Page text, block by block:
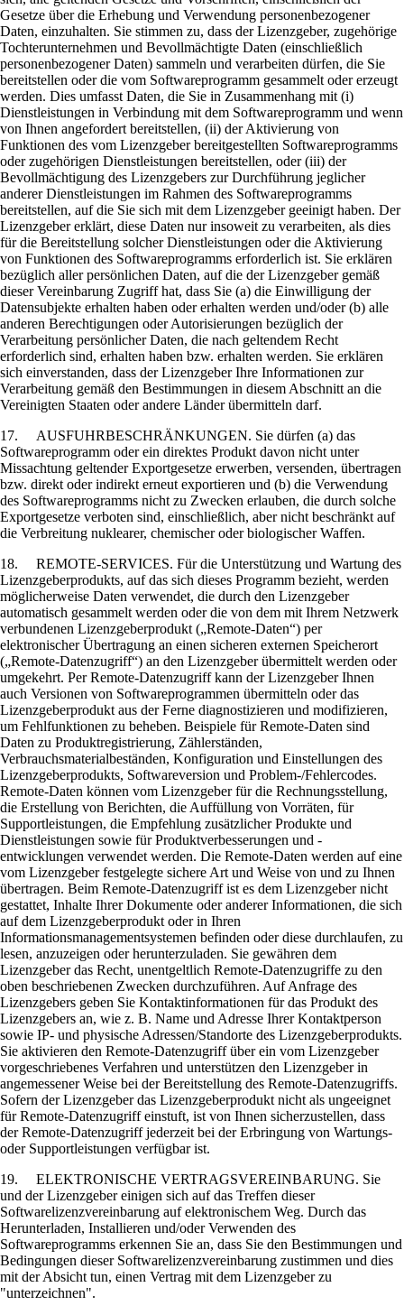
Gesetze über die Erhebung und Verwendung personenbezogener
Daten, einzuhalten. Sie stimmen zu, dass der Lizenzgeber, zugehörige
Tochterunternehmen und Bevollmächtigte Daten (einschließlich
personenbezogener Daten) sammeln und verarbeiten dürfen, die Sie
bereitstellen oder die vom Softwareprogramm gesammelt oder erzeugt
werden. Dies umfasst Daten, die Sie in Zusammenhang mit (i)
Dienstleistungen in Verbindung mit dem Softwareprogramm und wenn
von Ihnen angefordert bereitstellen, (ii) der Aktivierung von
Funktionen des vom Lizenzgeber bereitgestellten Softwareprogramms
oder zugehörigen Dienstleistungen bereitstellen, oder (iii) der
Bevollmächtigung des Lizenzgebers zur Durchführung jeglicher
anderer Dienstleistungen im Rahmen des Softwareprogramms
bereitstellen, auf die Sie sich mit dem Lizenzgeber geeinigt haben. Der
Lizenzgeber erklärt, diese Daten nur insoweit zu verarbeiten, als dies
für die Bereitstellung solcher Dienstleistungen oder die Aktivierung
von Funktionen des Softwareprogramms erforderlich ist. Sie erklären
bezüglich aller persönlichen Daten, auf die der Lizenzgeber gemäß
dieser Vereinbarung Zugriff hat, dass Sie (a) die Einwilligung der
Datensubjekte erhalten haben oder erhalten werden und/oder (b) alle
anderen Berechtigungen oder Autorisierungen bezüglich der
Verarbeitung persönlicher Daten, die nach geltendem Recht
erforderlich sind, erhalten haben bzw. erhalten werden. Sie erklären
sich einverstanden, dass der Lizenzgeber Ihre Informationen zur
Verarbeitung gemäß den Bestimmungen in diesem Abschnitt an die
Vereinigten Staaten oder andere Länder übermitteln darf.
17. AUSFUHRBESCHRÄNKUNGEN. Sie dürfen (a) das
Softwareprogramm oder ein direktes Produkt davon nicht unter
Missachtung geltender Exportgesetze erwerben, versenden, übertragen
bzw. direkt oder indirekt erneut exportieren und (b) die Verwendung
des Softwareprogramms nicht zu Zwecken erlauben, die durch solche
Exportgesetze verboten sind, einschließlich, aber nicht beschränkt auf
die Verbreitung nuklearer, chemischer oder biologischer Waffen.
18. REMOTE-SERVICES. Für die Unterstützung und Wartung des
Lizenzgeberprodukts, auf das sich dieses Programm bezieht, werden
möglicherweise Daten verwendet, die durch den Lizenzgeber
automatisch gesammelt werden oder die von dem mit Ihrem Netzwerk
verbundenen Lizenzgeberprodukt („Remote-Daten“) per
elektronischer Übertragung an einen sicheren externen Speicherort
(„Remote-Datenzugriff“) an den Lizenzgeber übermittelt werden oder
umgekehrt. Per Remote-Datenzugriff kann der Lizenzgeber Ihnen
auch Versionen von Softwareprogrammen übermitteln oder das
Lizenzgeberprodukt aus der Ferne diagnostizieren und modifizieren,
um Fehlfunktionen zu beheben. Beispiele für Remote-Daten sind
Daten zu Produktregistrierung, Zählerständen,
Verbrauchsmaterialbeständen, Konfiguration und Einstellungen des
Lizenzgeberprodukts, Softwareversion und Problem-/Fehlercodes.
Remote-Daten können vom Lizenzgeber für die Rechnungsstellung,
die Erstellung von Berichten, die Auffüllung von Vorräten, für
Supportleistungen, die Empfehlung zusätzlicher Produkte und
Dienstleistungen sowie für Produktverbesserungen und -
entwicklungen verwendet werden. Die Remote-Daten werden auf eine
vom Lizenzgeber festgelegte sichere Art und Weise von und zu Ihnen
übertragen. Beim Remote-Datenzugriff ist es dem Lizenzgeber nicht
gestattet, Inhalte Ihrer Dokumente oder anderer Informationen, die sich
auf dem Lizenzgeberprodukt oder in Ihren
Informationsmanagementsystemen befinden oder diese durchlaufen, zu
lesen, anzuzeigen oder herunterzuladen. Sie gewähren dem
Lizenzgeber das Recht, unentgeltlich Remote-Datenzugriffe zu den
oben beschriebenen Zwecken durchzuführen. Auf Anfrage des
Lizenzgebers geben Sie Kontaktinformationen für das Produkt des
Lizenzgebers an, wie z. B. Name und Adresse Ihrer Kontaktperson
sowie IP- und physische Adressen/Standorte des Lizenzgeberprodukts.
Sie aktivieren den Remote-Datenzugriff über ein vom Lizenzgeber
vorgeschriebenes Verfahren und unterstützen den Lizenzgeber in
angemessener Weise bei der Bereitstellung des Remote-Datenzugriffs.
Sofern der Lizenzgeber das Lizenzgeberprodukt nicht als ungeeignet
für Remote-Datenzugriff einstuft, ist von Ihnen sicherzustellen, dass
der Remote-Datenzugriff jederzeit bei der Erbringung von Wartungs-
oder Supportleistungen verfügbar ist.
19. ELEKTRONISCHE VERTRAGSVEREINBARUNG. Sie
und der Lizenzgeber einigen sich auf das Treffen dieser
Softwarelizenzvereinbarung auf elektronischem Weg. Durch das
Herunterladen, Installieren und/oder Verwenden des
Softwareprogramms erkennen Sie an, dass Sie den Bestimmungen und
Bedingungen dieser Softwarelizenzvereinbarung zustimmen und dies
mit der Absicht tun, einen Vertrag mit dem Lizenzgeber zu
"unterzeichnen".